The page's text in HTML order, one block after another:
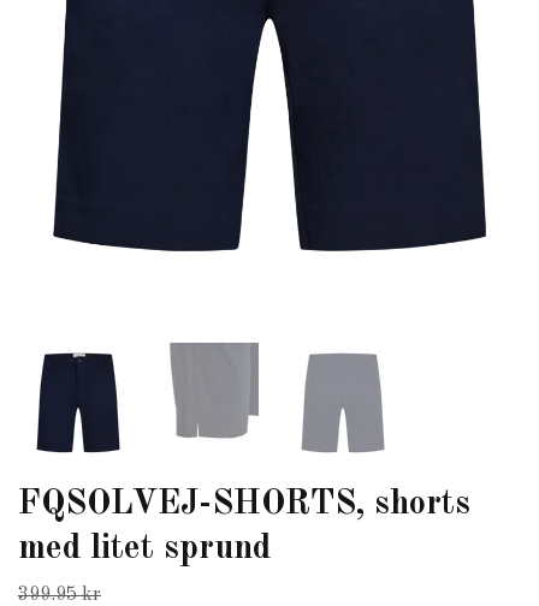
FQSOLVEJ-SHORTS, shorts
med litet sprund
399.95 kr